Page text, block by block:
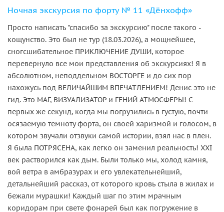
Ночная экскурсия по форту № 11 «Дёнхофф»
Просто написать "спасибо за экскурсию" после такого -
кощунство. Это был не тур (18.03.2026), а мощнейшее,
сногсшибательное ПРИКЛЮЧЕНИЕ ДУШИ, которое
перевернуло все мои представления об экскурсиях! Я в
абсолютном, неподдельном ВОСТОРГЕ и до сих пор
нахожусь под ВЕЛИЧАЙШИМ ВПЕЧАТЛЕНИЕМ! Денис это не
гид. Это МАГ, ВИЗУАЛИЗАТОР и ГЕНИЙ АТМОСФЕРЫ! С
первых же секунд, когда мы погрузились в густую, почти
осязаемую темноту форта, он своей харизмой и голосом, в
котором звучали отзвуки самой истории, взял нас в плен.
Я была ПОТРЯСЕНА, как легко он заменил реальность! XXI
век растворился как дым. Были только мы, холод камня,
вой ветра в амбразурах и его увлекательнейший,
детальнейший рассказ, от которого кровь стыла в жилах и
бежали мурашки! Каждый шаг по этим мрачным
коридорам при свете фонарей был как погружение в